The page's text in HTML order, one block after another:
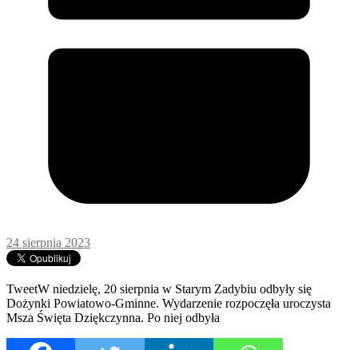
24 sierpnia 2023
TweetW niedzielę, 20 sierpnia w Starym Zadybiu odbyły się
Dożynki Powiatowo-Gminne. Wydarzenie rozpoczęła uroczysta
Msza Święta Dziękczynna. Po niej odbyła